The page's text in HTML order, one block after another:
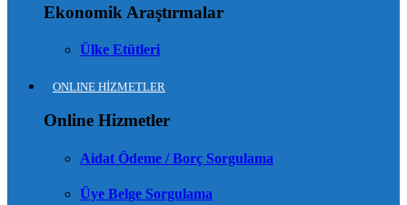
Ekonomik Araştırmalar
Ülke Etütleri
ONLINE HİZMETLER
Online Hizmetler
Aidat Ödeme / Borç Sorgulama
Üye Belge Sorgulama